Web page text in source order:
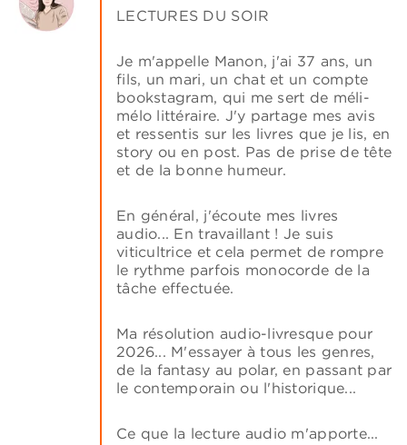
LECTURES DU SOIR
Je m'appelle Manon, j'ai 37 ans, un
fils, un mari, un chat et un compte
bookstagram, qui me sert de méli-
mélo littéraire. J'y partage mes avis
et ressentis sur les livres que je lis, en
story ou en post. Pas de prise de tête
et de la bonne humeur.
En général, j'écoute mes livres
audio... En travaillant ! Je suis
viticultrice et cela permet de rompre
le rythme parfois monocorde de la
tâche effectuée.
Ma résolution audio-livresque pour
2026... M'essayer à tous les genres,
de la fantasy au polar, en passant par
le contemporain ou l'historique...
Ce que la lecture audio m'apporte...